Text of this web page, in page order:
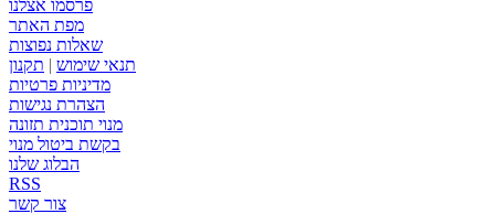
פרסמו אצלנו
מפת האתר
שאלות נפוצות
תנאי שימוש | תקנון
מדיניות פרטיות
הצהרת נגישות
מנוי תוכנית תזונה
בקשת ביטול מנוי
הבלוג שלנו
RSS
צור קשר